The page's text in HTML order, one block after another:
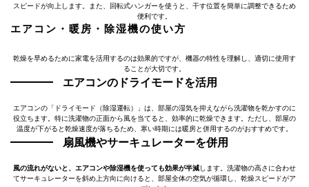
スピードが向上します。また、回転式ハンガーを使うと、干す位置を簡単に調整できるため
便利です。
エアコン・暖房・除湿機の使い方
乾燥を早めるために家電を活用するのは効果的ですが、機器の特性を理解し、適切に使用す
ることが大切です。
エアコンのドライモードを活用
エアコンの「ドライモード（除湿運転）」は、部屋の湿気を抑えながら洗濯物を乾かすのに
役立ちます。特に洗濯物の正面から風を当てると、効率的に乾燥できます。ただし、部屋の
温度が下がると乾燥速度が落ちるため、寒い時期には暖房と併用するのがおすすめです。
扇風機やサーキュレーターを併用
風の流れがないと、エアコンや除湿機を使っても効果が半減します。洗濯物の高さに合わせ
てサーキュレーターを斜め上方向に向けると、部屋全体の空気が循環し、乾燥スピードがア